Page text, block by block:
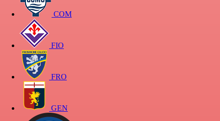
COM
FIO
FRO
GEN